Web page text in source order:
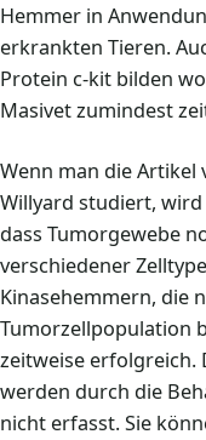
Hemmer in
erkrankten Tieren.
Protein c-kit bilden
Masivet zumindest
Wenn man die Artikel
Willyard studiert,
dass Tumorgewebe
verschiedener
Kinasehemmern, die
Tumorzellpopulation
zeitweise erfolgreich.
werden durch die
nicht erfasst. Sie